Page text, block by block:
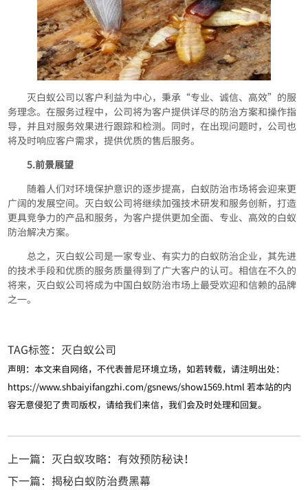
灭白蚁公司以客户利益为中心，秉承“专业、诚信、高效”的服
务理念。在服务过程中，公司将为客户提供详尽的防治方案和操作指
导，并且对服务效果进行跟踪和检测。同时，在出现问题时，公司也
将及时响应客户需求，提供优质的售后服务。
5.前景展望
随着人们对环境保护意识的逐步提高，白蚁防治市场将会迎来更
广阔的发展空间。灭白蚁公司将继续加强技术研发和服务创新，打造
更具竞争力的产品和服务，为客户提供更加全面、专业、高效的白蚁
防治解决方案。
总之，灭白蚁公司是一家专业、有实力的白蚁防治企业，其先进
的技术手段和优质的服务质量得到了广大客户的认可。相信在不久的
将来，灭白蚁公司将成为中国白蚁防治市场上最受欢迎和信赖的品牌
之一。
TAG标签： 灭白蚁公司
声明：本文来自网络，不代表普尼环境立场，如若转载，请注明出处：
https://www.shbaiyifangzhi.com/gsnews/show1569.html 若本站的内
容无意侵犯了贵司版权，请给我们来信，我们会及时处理和回复。
上一篇：灭白蚁攻略：有效预防秘诀！
下一篇：揭秘白蚁防治费黑幕